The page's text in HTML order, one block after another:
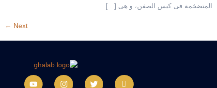
المتضخمة فى كيس الصفن، و هى […]
Next
←